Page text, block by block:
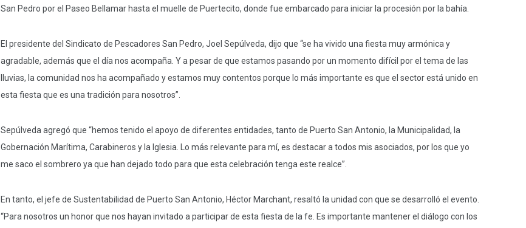
San Pedro por el Paseo Bellamar hasta el muelle de Puertecito, donde fue embarcado para iniciar la procesión por la bahía.
El presidente del Sindicato de Pescadores San Pedro, Joel Sepúlveda, dijo que “se ha vivido una fiesta muy armónica y
agradable, además que el día nos acompaña. Y a pesar de que estamos pasando por un momento difícil por el tema de las
lluvias, la comunidad nos ha acompañado y estamos muy contentos porque lo más importante es que el sector está unido en
esta fiesta que es una tradición para nosotros”.
Sepúlveda agregó que “hemos tenido el apoyo de diferentes entidades, tanto de Puerto San Antonio, la Municipalidad, la
Gobernación Marítima, Carabineros y la Iglesia. Lo más relevante para mí, es destacar a todos mis asociados, por los que yo
me saco el sombrero ya que han dejado todo para que esta celebración tenga este realce”.
En tanto, el jefe de Sustentabilidad de Puerto San Antonio, Héctor Marchant, resaltó la unidad con que se desarrolló el evento.
“Para nosotros un honor que nos hayan invitado a participar de esta fiesta de la fe. Es importante mantener el diálogo con los